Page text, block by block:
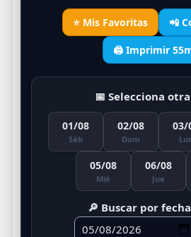
LAPA ARDILLA
35
JIRAFA
36
⭐ Mis Favoritas 📲
🖨️ Imprimir
📅 Selecciona
01/08
Sáb
02/08
Dom
03/
05/08
Mié
06/08
Jue
🔎 Buscar por